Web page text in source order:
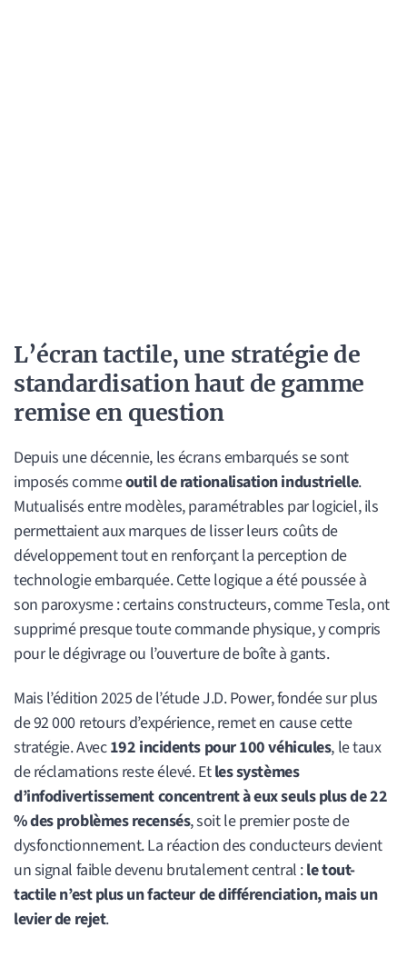
L’écran tactile, une stratégie de
standardisation haut de gamme
remise en question
Depuis une décennie, les écrans embarqués se sont
imposés commeoutil de rationalisation industrielle.
Mutualisés entre modèles, paramétrables par logiciel, ils
permettaient aux marques de lisser leurs coûts de
développement tout en renforçant la perception de
technologie embarquée. Cette logique a été poussée à
son paroxysme : certains constructeurs, comme Tesla, ont
supprimé presque toute commande physique, y compris
pour le dégivrage ou l’ouverture de boîte à gants.
Mais l’édition 2025 de l’étude J.D. Power, fondée sur plus
de 92 000 retours d’expérience, remet en cause cette
stratégie. Avec192 incidents pour 100 véhicules, le taux
de réclamations reste élevé. Etles systèmes
d’infodivertissement concentrent à eux seuls plus de 22
% des problèmes recensés, soit le premier poste de
dysfonctionnement. La réaction des conducteurs devient
un signal faible devenu brutalement central :le tout-
tactile n’est plus un facteur de différenciation, mais un
levier de rejet.